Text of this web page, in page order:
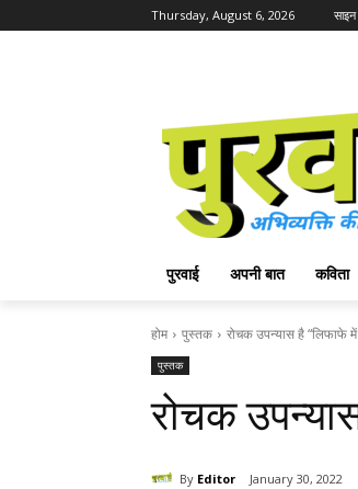
Thursday, August 6, 2026
पुरवाई अपनी बात कविता
होम पुस्तक रोचक उपन्यास है “लिफाफे में
पुस्तक
रोचक
By Editor January 30, 2022